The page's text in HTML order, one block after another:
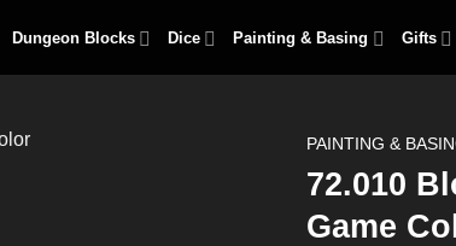
Dungeon Blocks Dice Painting & Basing Gifts
PAINTING &
72.010
Game